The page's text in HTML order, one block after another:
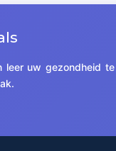
leer uw gezondheid